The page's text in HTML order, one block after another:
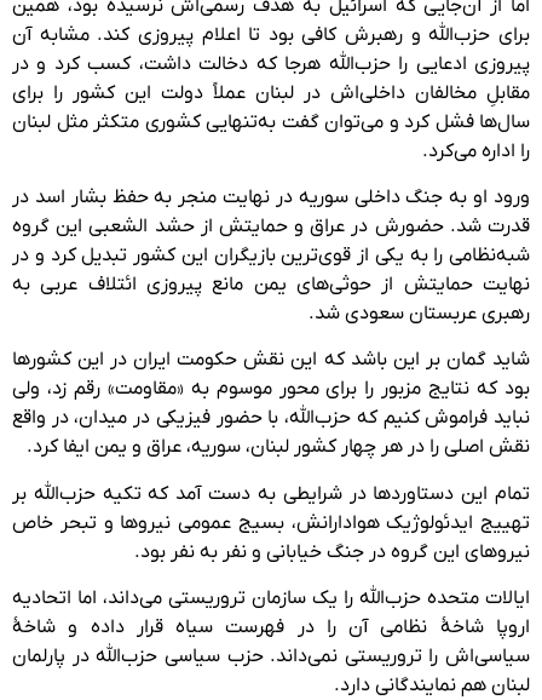
اما از آن‌جایی که اسرائیل به هدف رسمی‌اش نرسیده بود، همین
برای حزب‌الله و رهبرش کافی بود تا اعلام پیروزی کند. مشابه آن
پیروزی ادعایی را حزب‌الله هرجا که دخالت داشت، کسب کرد و در
مقابلِ مخالفان داخلی‌اش در لبنان عملاً دولت این کشور را برای
سال‌ها فشل کرد و می‌توان گفت به‌تنهایی کشوری متکثر مثل لبنان
را اداره می‌کرد.
ورود او به جنگ داخلی سوریه در نهایت منجر به حفظ بشار اسد در
قدرت شد. حضورش در عراق و حمایتش از حشد الشعبی این گروه
شبه‌نظامی را به یکی از قوی‌ترین بازیگران این کشور تبدیل کرد و در
نهایت حمایتش از حوثی‌های یمن مانع پیروزی ائتلاف عربی به
رهبری عربستان سعودی شد.
شاید گمان بر این باشد که این نقش حکومت ایران در این کشورها
بود که نتایج مزبور را برای محور موسوم به «مقاومت» رقم زد، ولی
نباید فراموش کنیم که حزب‌الله، با حضور فیزیکی در میدان، در واقع
نقش اصلی را در هر چهار کشور لبنان، سوریه، عراق و یمن ایفا کرد.
تمام این دستاوردها در شرایطی به دست آمد که تکیه حزب‌الله بر
تهییج ایدئولوژیک هوادارانش، بسیج عمومی نیروها و تبحر خاص
نیروهای این گروه در جنگ خیابانی و نفر به نفر بود.
ایالات متحده حزب‌الله را یک سازمان تروریستی می‌داند، اما اتحادیه
اروپا شاخهٔ نظامی آن را در فهرست سیاه قرار داده و شاخهٔ
سیاسی‌اش را تروریستی نمی‌داند. حزب سیاسی حزب‌الله در پارلمان
لبنان هم نمایندگانی دارد.